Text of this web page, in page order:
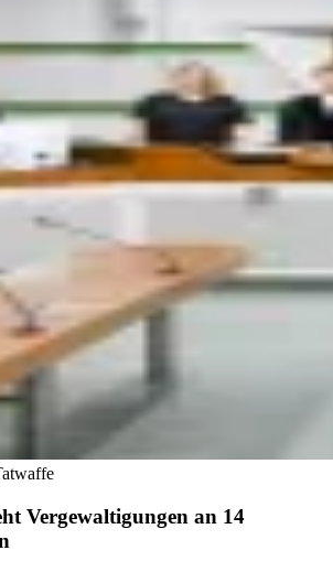
Vergewaltigungen an 14